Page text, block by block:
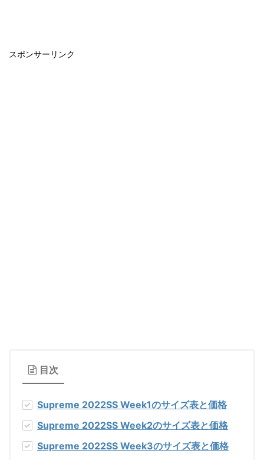
スポンサーリンク
目次
Supreme 2022SS Week1のサイズ表と価格
Supreme 2022SS Week2のサイズ表と価格
Supreme 2022SS Week3のサイズ表と価格